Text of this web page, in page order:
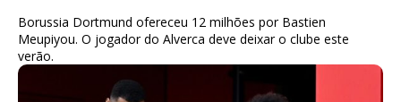
Borussia Dortmund ofereceu 12 milhões por Bastien
Meupiyou. O jogador do Alverca deve deixar o clube este
verão.